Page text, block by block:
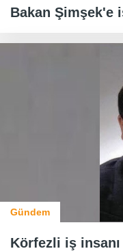
Bakan Şimşek'e
Gündem
Körfezli iş